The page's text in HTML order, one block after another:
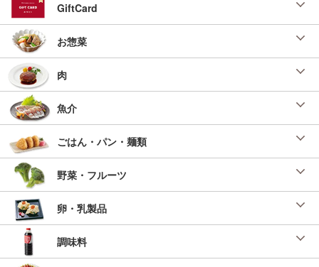
GiftCard
お惣菜
肉
魚介
ごはん・パン・麺類
野菜・フルーツ
卵・乳製品
調味料